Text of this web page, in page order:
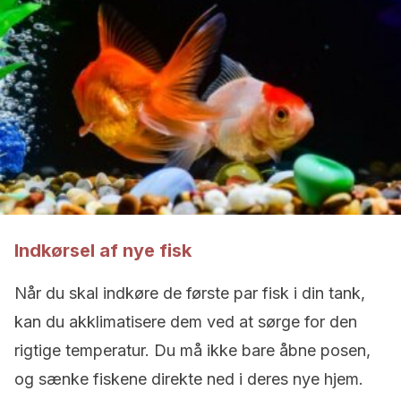
Indkørsel af nye fisk
Når du skal indkøre de første par fisk i din tank,
kan du akklimatisere dem ved at sørge for den
rigtige temperatur. Du må ikke bare åbne posen,
og sænke fiskene direkte ned i deres nye hjem.